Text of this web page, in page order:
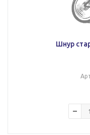
Шнур